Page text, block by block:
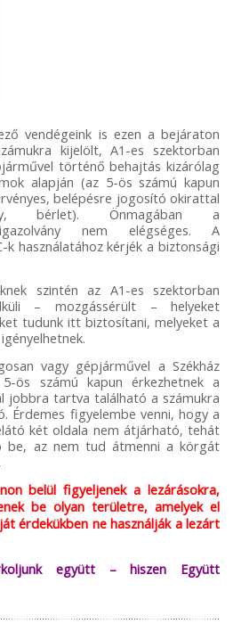
vendégeink is ezen a bejáraton
kijelölt, A1-es szektorban
történő behajtás kizárólag
alapján (az 5-ös számú kapun
belépésre jogosító okirattal
bérlet). Önmagában a
nem elégséges. A
használatához kérjék a biztonsági
szintén az A1-es szektorban
– mozgássérült – helyeket
tudunk itt biztosítani, melyeket a
vagy gépjárművel a Székház
ös számú kapun érkezhetnek a
jobbra tartva található a számukra
Érdemes figyelembe venni, hogy a
két oldala nem átjárható, tehát
be, az nem tud átmenni a körgát
belül figyeljenek a lezárásokra,
be olyan területre, amelyek el
érdekükben ne használják a lezárt
együtt – hiszen Együtt